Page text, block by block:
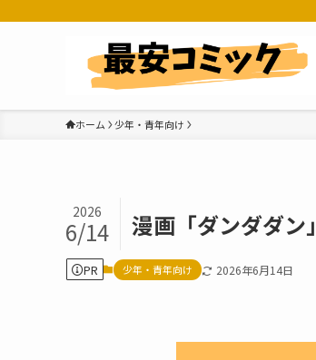
ホーム 少年・青年向け
漫画「ダンダダン
2026
6/14
PR 少年・青年向け 2026年6月14日